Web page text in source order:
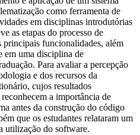
como ferramenta de
em disciplinas introdutórias
as etapas do processo de
funcionalidades, além
em uma disciplina de
Para avaliar a percepção
e dos recursos da
cujos resultados
a importância de
antes da construção do código
que os estudantes relataram um
utilização do software.